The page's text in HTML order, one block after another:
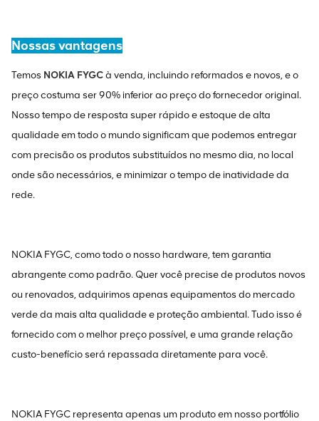
Nossas vantagens
Temos NOKIA FYGCà venda, incluindo reformados e novos, e o
preço costuma ser 90% inferior ao preço do fornecedor original.
Nosso tempo de resposta super rápido e estoque de alta
qualidade em todo o mundo significam que podemos entregar
com precisão os produtos substituídos no mesmo dia, no local
onde são necessários, e minimizar o tempo de inatividade da
rede.
NOKIA FYGC, como todo o nosso hardware, tem garantia
abrangente como padrão. Quer você precise de produtos novos
ou renovados, adquirimos apenas equipamentos do mercado
verde da mais alta qualidade e proteção ambiental. Tudo isso é
fornecido com o melhor preço possível, e uma grande relação
custo-benefício será repassada diretamente para você.
NOKIA FYGC representa apenas um produto em nosso portfólio